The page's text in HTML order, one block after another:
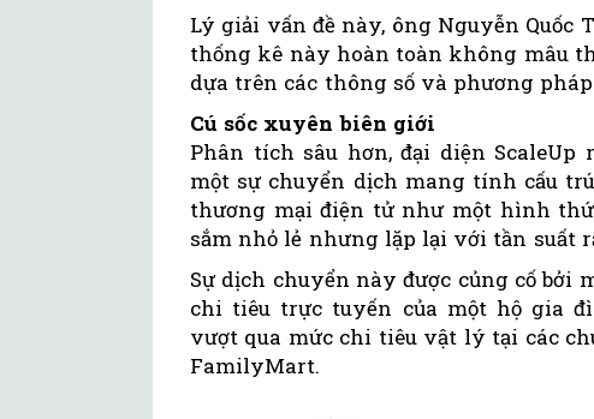
Lý giải vấn đề này, ông Nguyễn Quốc
thống kê này hoàn toàn không mâu
dựa trên các thông số và phương
Cú sốc xuyên biên giới
Phân tích sâu hơn, đại diện
một sự chuyển dịch mang tính cấu
thương mại điện tử như một hình
sắm nhỏ lẻ nhưng lặp lại với tần suất
Sự dịch chuyển này được củng cố bởi
chi tiêu trực tuyến của một hộ gia
vượt qua mức chi tiêu vật lý tại các
FamilyMart.